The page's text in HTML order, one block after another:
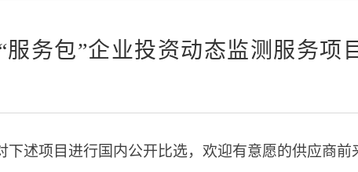
服务包”企业投资动态监测服务项
下述项目进行国内公开比选，欢迎有意愿的供应商前